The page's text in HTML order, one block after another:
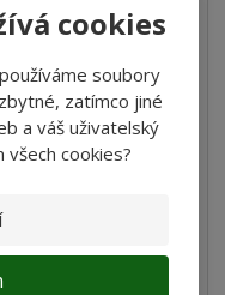
cookies
soubory
zatímco jiné
a váš uživatelský
všech cookies?
44x77cm, ko...
kovová rukojeť -